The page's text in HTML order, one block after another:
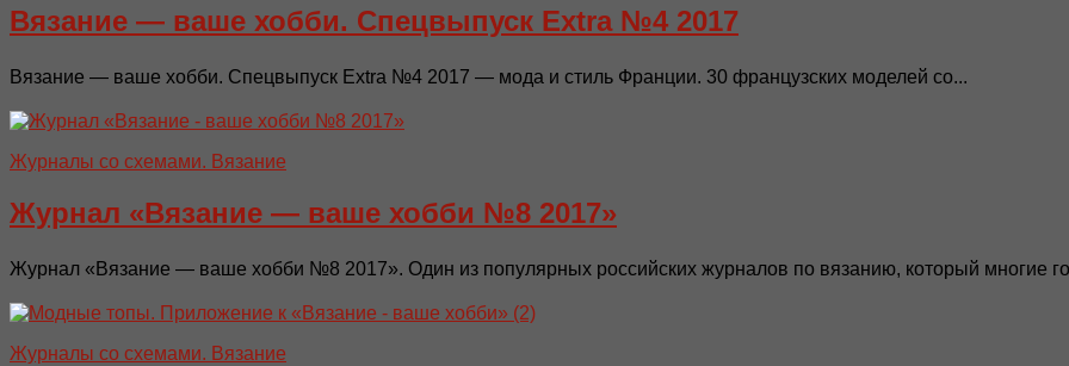
Вязание — ваше хобби. Спецвыпуск Extra №4 2017
Вязание — ваше хобби. Спецвыпуск Extra №4 2017 — мода и стиль Франции. 30 французских моделей со...
Журналы со схемами. Вязание
Журнал «Вязание — ваше хобби №8 2017»
Журнал «Вязание — ваше хобби №8 2017». Один из популярных российских журналов по вязанию, который многие
Журналы со схемами. Вязание